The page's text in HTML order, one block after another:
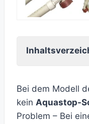
Bei dem Modell
kein Aquastop-
Problem – Bei